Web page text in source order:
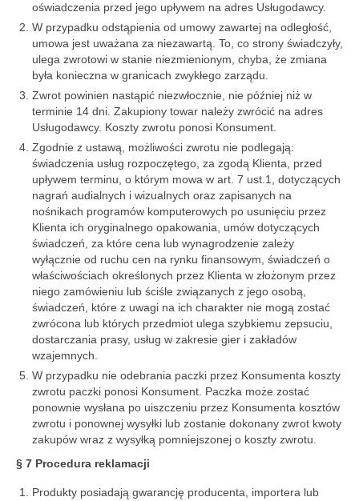
oświadczenia przed jego upływem na adres Usługodawcy.
W przypadku odstąpienia od umowy zawartej na odległość,
umowa jest uważana za niezawartą. To, co strony świadczyły,
ulega zwrotowi w stanie niezmienionym, chyba, że zmiana
była konieczna w granicach zwykłego zarządu.
Zwrot powinien nastąpić niezwłocznie, nie później niż w
terminie 14 dni. Zakupiony towar należy zwrócić na adres
Usługodawcy. Koszty zwrotu ponosi Konsument.
Zgodnie z ustawą, możliwości zwrotu nie podlegają:
świadczenia usług rozpoczętego, za zgodą Klienta, przed
upływem terminu, o którym mowa w art. 7 ust.1, dotyczących
nagrań audialnych i wizualnych oraz zapisanych na
nośnikach programów komputerowych po usunięciu przez
Klienta ich oryginalnego opakowania, umów dotyczących
świadczeń, za które cena lub wynagrodzenie zależy
wyłącznie od ruchu cen na rynku finansowym, świadczeń o
właściwościach określonych przez Klienta w złożonym przez
niego zamówieniu lub ściśle związanych z jego osobą,
świadczeń, które z uwagi na ich charakter nie mogą zostać
zwrócona lub których przedmiot ulega szybkiemu zepsuciu,
dostarczania prasy, usług w zakresie gier i zakładów
wzajemnych.
W przypadku nie odebrania paczki przez Konsumenta koszty
zwrotu paczki ponosi Konsument. Paczka może zostać
ponownie wysłana po uiszczeniu przez Konsumenta kosztów
zwrotu i ponownej wysyłki lub zostanie dokonany zwrot kwoty
zakupów wraz z wysyłką pomniejszonej o koszty zwrotu.
§ 7 Procedura reklamacji
Produkty posiadają gwarancję producenta, importera lub